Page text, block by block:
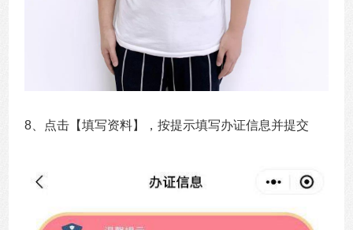
8、点击【填写资料】，按提示填写办证信息并提交